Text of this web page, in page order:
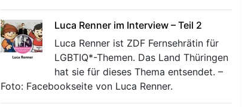
Luca Renner im Interview – Teil 2
Luca Renner ist ZDF Fernsehrätin für
LGBTIQ*-Themen. Das Land Thüringen
hat sie für dieses Thema entsendet. –
Foto: Facebookseite von Luca Renner.